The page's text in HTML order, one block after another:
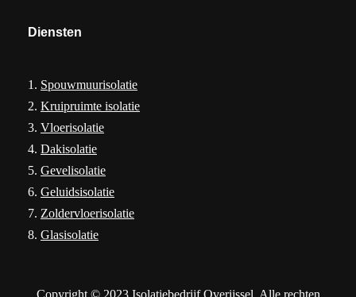
Diensten
1. Spouwmuurisolatie
2. Kruipruimte isolatie
3. Vloerisolatie
4. Dakisolatie
5. Gevelisolatie
6. Geluidsisolatie
7. Zoldervloerisolatie
8. Glasisolatie